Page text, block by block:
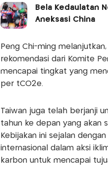
Bela Kedaulatan
Aneksasi China
Peng Chi-ming
rekomendasi dari Komite
mencapai tingkat yang
per tCO2e.
Taiwan juga telah berjanji
tahun ke depan yang akan
Kebijakan ini sejalan
internasional dalam aksi
karbon untuk mencapai